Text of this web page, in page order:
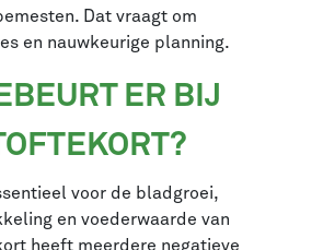
Dat vraagt om
en nauwkeurige planning.
ER BIJ
voor de bladgroei,
en voederwaarde van
heeft meerdere negatieve